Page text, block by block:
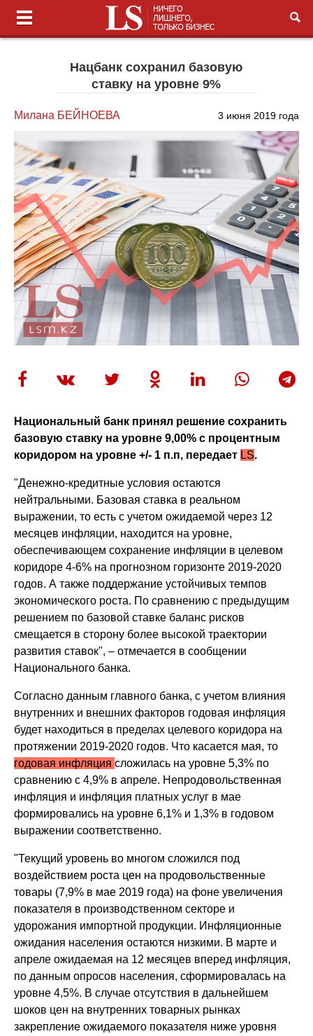
Нацбанк сохранил базовую
ставку на уровне 9%
Милана БЕЙНОЕВА 3 июня 2019 года
Национальный банк принял решение сохранить
базовую ставку на уровне 9,00% с процентным
коридором на уровне +/- 1 п.п, передает LS.
"Денежно-кредитные условия остаются
нейтральными. Базовая ставка в реальном
выражении, то есть с учетом ожидаемой через 12
месяцев инфляции, находится на уровне,
обеспечивающем сохранение инфляции в целевом
коридоре 4-6% на прогнозном горизонте 2019-2020
годов. А также поддержание устойчивых темпов
экономического роста. По сравнению с предыдущим
решением по базовой ставке баланс рисков
смещается в сторону более высокой траектории
развития ставок", – отмечается в сообщении
Национального банка.
Согласно данным главного банка, с учетом влияния
внутренних и внешних факторов годовая инфляция
будет находиться в пределах целевого коридора на
протяжении 2019-2020 годов. Что касается мая, то
годовая инфляциясложилась на уровне 5,3% по
сравнению с 4,9% в апреле. Непродовольственная
инфляция и инфляция платных услуг в мае
формировались на уровне 6,1% и 1,3% в годовом
выражении соответственно.
"Текущий уровень во многом сложился под
воздействием роста цен на продовольственные
товары (7,9% в мае 2019 года) на фоне увеличения
показателя в производственном секторе и
удорожания импортной продукции. Инфляционные
ожидания населения остаются низкими. В марте и
апреле ожидаемая на 12 месяцев вперед инфляция,
по данным опросов населения, сформировалась на
уровне 4,5%. В случае отсутствия в дальнейшем
шоков цен на внутренних товарных рынках
закрепление ожидаемого показателя ниже уровня